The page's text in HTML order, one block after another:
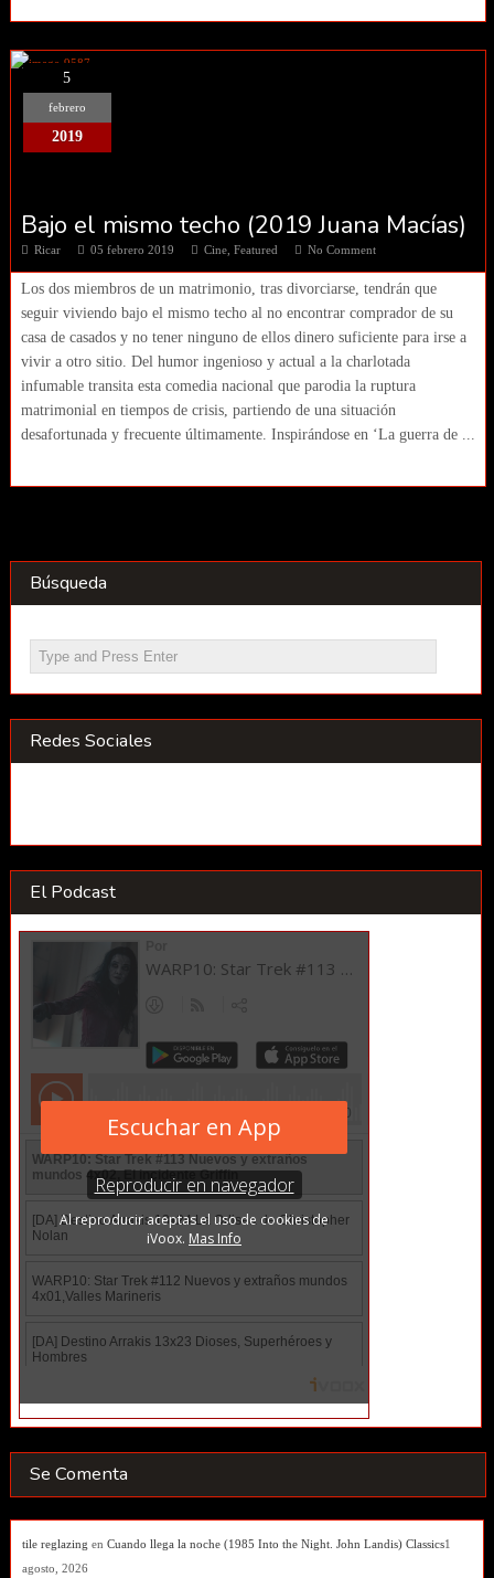
5
febrero
2019
Bajo el mismo techo (2019 Juana Macías)
Ricar 05 febrero 2019 Cine, Featured No Comment
Los dos miembros de un matrimonio, tras divorciarse, tendrán que
seguir viviendo bajo el mismo techo al no encontrar comprador de su
casa de casados y no tener ninguno de ellos dinero suficiente para irse a
vivir a otro sitio. Del humor ingenioso y actual a la charlotada
infumable transita esta comedia nacional que parodia la ruptura
matrimonial en tiempos de crisis, partiendo de una situación
desafortunada y frecuente últimamente. Inspirándose en ‘La guerra de ...
Búsqueda
Redes Sociales
El Podcast
Se Comenta
tile reglazing en Cuando llega la noche (1985 Into the Night. John Landis) Classics1
agosto, 2026